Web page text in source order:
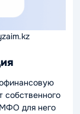
собственного
для него